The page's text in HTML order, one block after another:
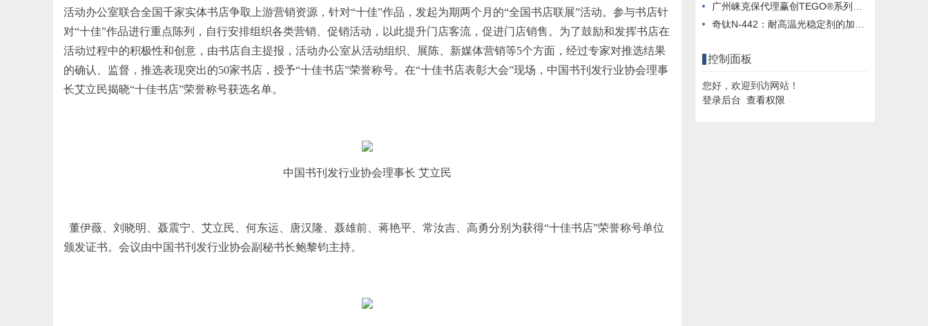
活动办公室联合全国千家实体书店争取上游营销资源，针对“十佳”作品，发起为期两个月的“全国书店联展”活动。参与书店针
对“十佳”作品进行重点陈列，自行安排组织各类营销、促销活动，以此提升门店客流，促进门店销售。为了鼓励和发挥书店在
活动过程中的积极性和创意，由书店自主提报，活动办公室从活动组织、展陈、新媒体营销等5个方面，经过专家对推选结果
的确认、监督，推选表现突出的50家书店，授予“十佳书店”荣誉称号。在“十佳书店表彰大会”现场， 中国书刊发行业协会理事
长艾立民揭晓“十佳书店”荣誉称号获选名单。
中国书刊发行业协会理事长 艾立民
董伊薇、刘晓明、聂震宁、艾立民、何东运、唐汉隆、聂雄前、蒋艳平、常汝吉、高勇分别 为获得“十佳书店”荣誉称号单位
颁发证书。会议由中国书刊发行业协会副秘书长鲍黎钧主持。
广州崃克保代理赢创TEGO®系列助剂现货供应
奇钛N-442：耐高温光稳定剂的加工热氧防护之道
控制面板
您好，欢迎到访网站！
登录后台 查看权限